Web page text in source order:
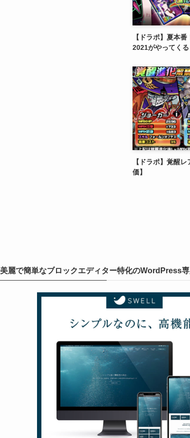
【ドラポ】夏本
2021がやってくる
【ドラポ】覚醒
価】
美麗で簡単なブロックエディター特化のWordPress専